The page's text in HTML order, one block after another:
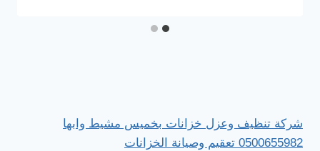
شركة تنظيف وعزل خزانات بخميس مشيط وابها
0500655982 تعقيم وصيانة الخزانات